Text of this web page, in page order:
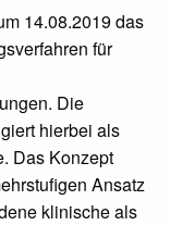
14.08.2019 das
für
Die
hierbei als
Das Konzept
Ansatz
klinische als